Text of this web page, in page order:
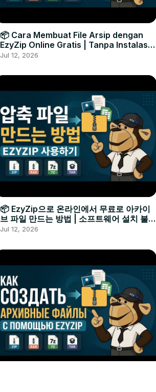
📦 Cara Membuat File Arsip dengan
EzyZip Online Gratis | Tanpa Instalasi
Perangkat Lunak
Jul 12, 2026
📦 EzyZip으로 온라인에서 무료로 아카이
브 파일 만드는 방법 | 소프트웨어 설치 불필
요
Jul 12, 2026